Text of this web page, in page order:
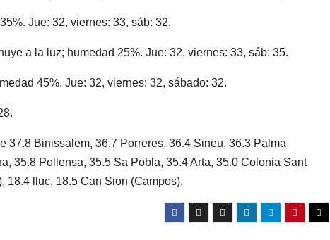
Jue: 32, viernes: 33, sáb: 32.
a la luz; humedad 25%. Jue: 32, viernes: 33, sáb: 35.
45%. Jue: 32, viernes: 32, sábado: 32.
37.8 Binissalem, 36.7 Porreres, 36.4 Sineu, 36.3 Palma
35.8 Pollensa, 35.5 Sa Pobla, 35.4 Arta, 35.0 Colonia Sant
18.4 lluc, 18.5 Can Sion (Campos).